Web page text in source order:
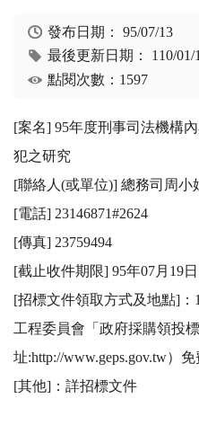
發布日期：95/07/13
最後更新日期： 110/01/
點閱次數：1597
[案名] 95年度刑事司法機構
犯之研究
[聯絡人(或單位)] 總務司周小
[電話] 23146871#2624
[傳真] 23759494
[截止收件期限] 95年07月19
[招標文件領取方式及地點]
工程委員會「政府採購領投
址:http://www.geps.gov.tw）
[其他]：詳招標文件